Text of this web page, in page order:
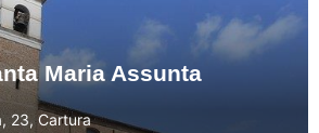
Maria Assunta
23, Cartura